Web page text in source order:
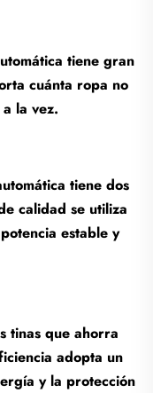
tiene gran
cuánta ropa no
la vez.
tiene dos
calidad se utiliza
estable y
tinas que ahorra
adopta un
y la protección